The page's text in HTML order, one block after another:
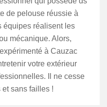
de pelouse réussie à
équipes réalisent les
mécanique. Alors,
à Cauzac
votre extérieur
Il ne cesse
et sans failles !